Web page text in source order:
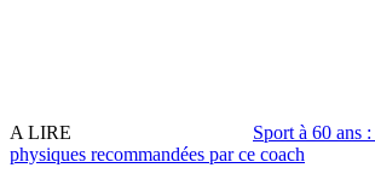
A LIRE
Sport à 60 ans
physiques recommandées par ce coach